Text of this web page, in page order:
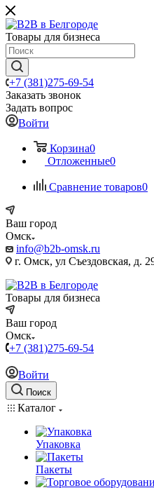
Товары для бизнеса
+7 (381)275-69-54
Заказать звонок
Задать вопрос
Войти
Корзина0
Отложенные0
Сравнение товаров0
Ваш город
Омск
info@b2b-omsk.ru
г. Омск, ул Съездовская, д.
Товары для бизнеса
Ваш город
Омск
+7 (381)275-69-54
Войти
Поиск
Каталог
Упаковка
Пакеты